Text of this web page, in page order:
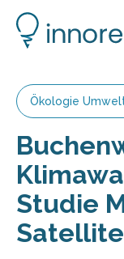
Ökologie
Studie